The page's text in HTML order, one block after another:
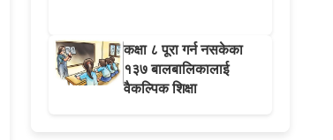
कक्षा ८ पूरा गर्न नसकेका
१३७ बालबालिकालाई
वैकल्पिक शिक्षा